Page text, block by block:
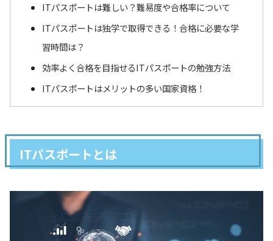
ITパスポートは難しい？難易度や合格率について
ITパスポートは独学で取得できる！合格に必要な学
習時間は？
効率よく合格を目指せるITパスポートの勉強方法
ITパスポートはメリットの多い国家資格！
ITパスポートとは